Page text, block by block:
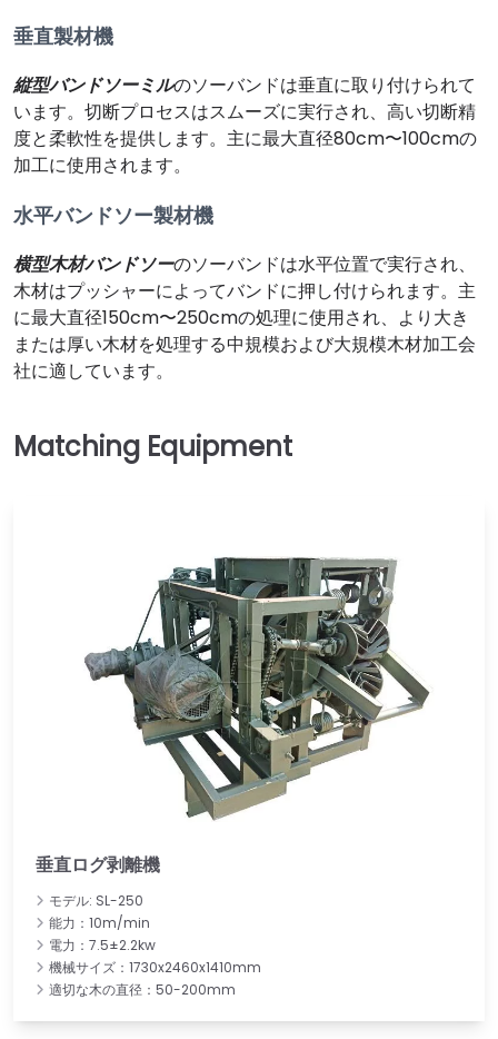
垂直製材機
縦型バンドソーミルのソーバンドは垂直に取り付けられて
います。切断プロセスはスムーズに実行され、高い切断精
度と柔軟性を提供します。主に最大直径80cm〜100cmの
加工に使用されます。
水平バンドソー製材機
横型木材バンドソーのソーバンドは水平位置で実行され、
木材はプッシャーによってバンドに押し付けられます。主
に最大直径150cm〜250cmの処理に使用され、より大き
または厚い木材を処理する中規模および大規模木材加工会
社に適しています。
垂直ログ剥離機
モデル: SL-250
能力：10m/min
電力：7.5±2.2kw
機械サイズ：1730x2460x1410mm
適切な木の直径：50-200mm